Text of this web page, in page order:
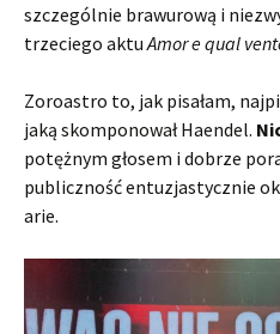
szczególnie brawurową i
trzeciego aktuAmor e qual
Zoroastro to, jak pisałam,
jaką skomponował Haendel.
potężnym głosem i dobrze
publiczność entuzjastycznie
arie.